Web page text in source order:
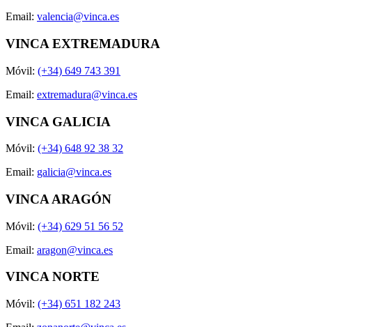
Email: valencia@vinca.es
VINCA EXTREMADURA
Móvil: (+34) 649 743 391
Email: extremadura@vinca.es
VINCA GALICIA
Móvil: (+34) 648 92 38 32
Email: galicia@vinca.es
VINCA ARAGÓN
Móvil: (+34) 629 51 56 52
Email: aragon@vinca.es
VINCA NORTE
Móvil: (+34) 651 182 243